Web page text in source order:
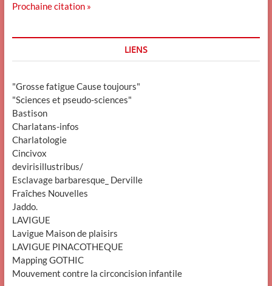
Prochaine citation »
LIENS
"Grosse fatigue Cause toujours"
"Sciences et pseudo-sciences"
Bastison
Charlatans-infos
Charlatologie
Cincivox
devirisillustribus/
Esclavage barbaresque_ Derville
Fraîches Nouvelles
Jaddo.
LAVIGUE
Lavigue Maison de plaisirs
LAVIGUE PINACOTHEQUE
Mapping GOTHIC
Mouvement contre la circoncision infantile